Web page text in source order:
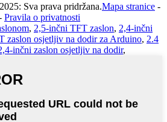
Sva prava pridržana.Mapa stranice -
Pravila o privatnosti
, 2,5-inčni TFT zaslon, 2,4-inčni
zaslon osjetljiv na dodir za Arduino, 2.4
inčni zaslon osjetljiv na dodir,